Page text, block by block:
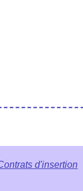
d'insertion